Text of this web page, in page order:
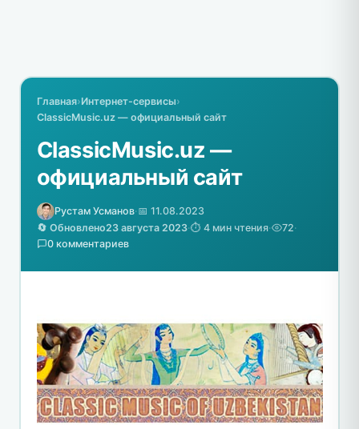
Главная›Интернет-сервисы›
ClassicMusic.uz — официальный сайт
ClassicMusic.uz —
официальный сайт
Рустам Усманов·📅 11.08.2023
🔄 Обновлено23 августа 2023·⏱️ 4 мин чтения· 72·
0 комментариев